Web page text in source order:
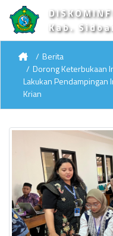
Kab.
Berita
Dorong Keterbukaan
Lakukan Pendampingan
Krian